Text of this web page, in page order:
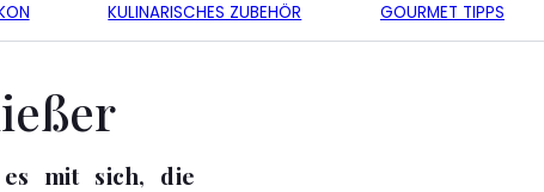
KULINARISCHES ZUBEHÖR GOURMET TIPPS
mit sich, die